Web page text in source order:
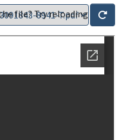
file? Try reloading